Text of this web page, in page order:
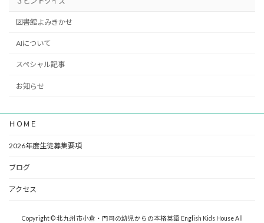
図書館よみきかせ
AIについて
スペシャル記事
お知らせ
ＨＯＭＥ
2026年度生徒募集要項
ブログ
アクセス
Copyright © 北九州市小倉・門司の幼児からの本格英語 English Kids House All